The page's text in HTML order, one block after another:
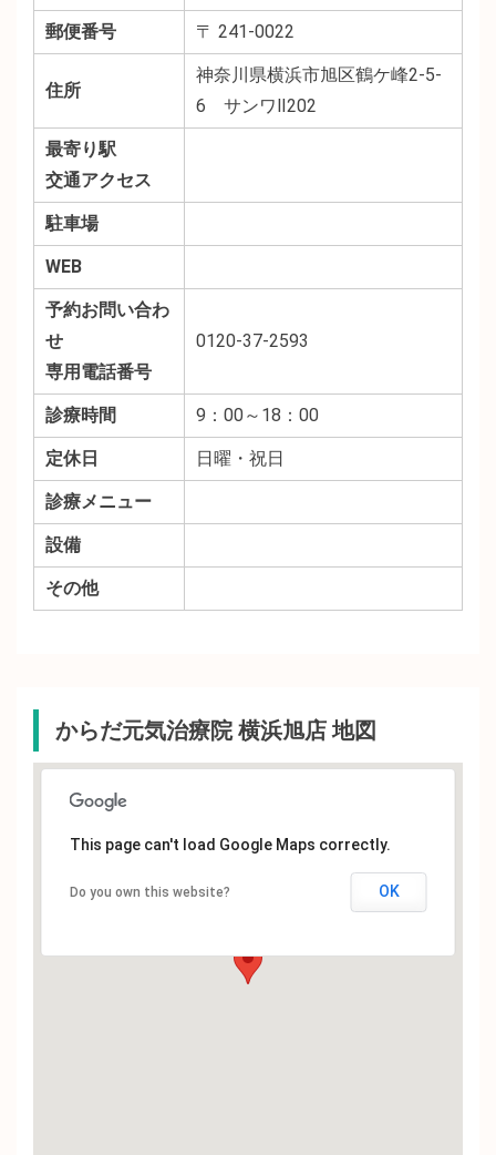
郵便番号 〒 241-0022
住所
神奈川県横浜市旭区鶴ケ峰2-5-
6 サンワⅡ202
最寄り駅
交通アクセス
駐車場
WEB
予約お問い合わ
せ
専用電話番号
0120-37-2593
診療時間 9：00～18：00
定休日 日曜・祝日
診療メニュー
設備
その他
からだ元気治療院 横浜旭店 地図
This page can't load Google Maps correctly.
Do you own this website? OK